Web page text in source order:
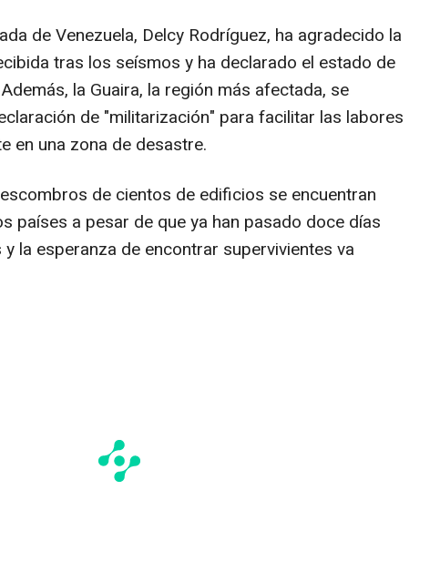
de Venezuela, Delcy Rodríguez, ha agradecido la
tras los seísmos y ha declarado el estado de
la Guaira, la región más afectada, se
de "militarización" para facilitar las labores
en una zona de desastre.
de cientos de edificios se encuentran
países a pesar de que ya han pasado doce días
la esperanza de encontrar supervivientes va